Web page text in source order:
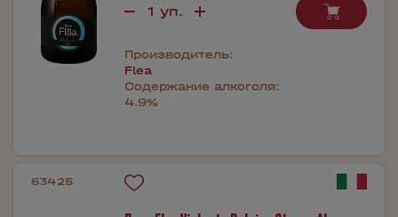
Производитель:
Flea
Содержание алкоголя:
4.9%
63425